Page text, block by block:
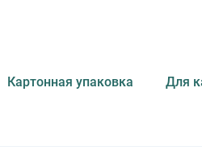
Картонная упаковка Для